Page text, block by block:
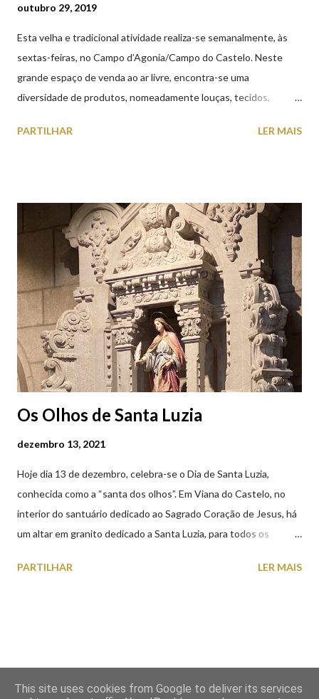
outubro 29, 2019
Esta velha e tradicional atividade realiza-se semanalmente, às
sextas-feiras, no Campo d’Agonia/Campo do Castelo. Neste
grande espaço de venda ao ar livre, encontra-se uma
diversidade de produtos, nomeadamente louças, tecidos,
cobres entre muitos outros. Horário de funcionamento | Verão
(2019.10.25) Feira Semanal em Viana do Castelo (2019.10.25)
Feira Semanal em Viana do Castelo (2019.10.25) Feira Semanal
em Viana do Castelo (2019.10.25) Feira Semanal em Viana do
Castelo (2019.10.25) Feira Semanal em Viana do Castelo
(2019.10.25)
PARTILHAR LER MAIS
Os Olhos de Santa Luzia
dezembro 13, 2021
Hoje dia 13 de dezembro, celebra-se o Dia de Santa Luzia,
conhecida como a “santa dos olhos”. Em Viana do Castelo, no
interior do santuário dedicado ao Sagrado Coração de Jesus, há
um altar em granito dedicado a Santa Luzia, para todos os
uma capela dedicada a Santa Luzia construída no cimo do monte
Siracusa) conta que esta jovem italiana venerada pelos católicos,
PARTILHAR LER MAIS
This site uses cookies from Google to deliver its services